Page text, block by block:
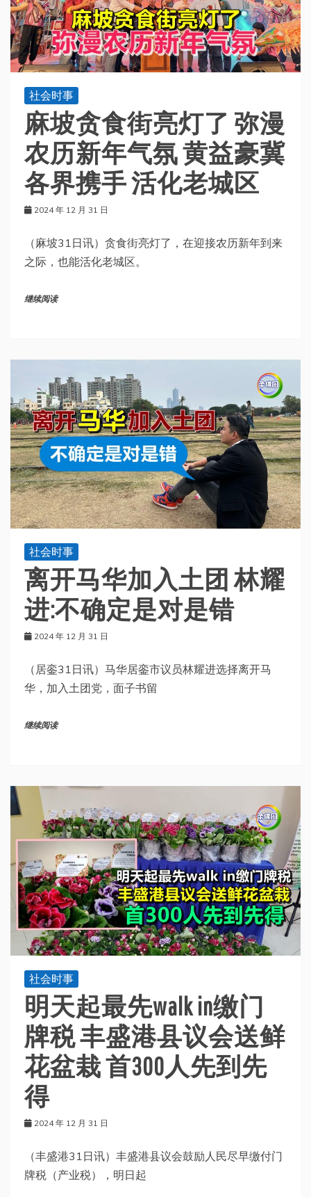
社会时事
麻坡贪食街亮灯了 弥漫
农历新年气氛 黄益豪冀
各界携手 活化老城区
2024 年 12 月 31 日
（麻坡31日讯）贪食街亮灯了，在迎接农历新年到来
之际，也能活化老城区。
继续阅读
社会时事
离开马华加入土团 林耀
进:不确定是对是错
2024 年 12 月 31 日
（居銮31日讯）马华居銮市议员林耀进选择离开马
华，加入土团党，面子书留
继续阅读
社会时事
明天起最先walk in缴门
牌税 丰盛港县议会送鲜
花盆栽 首300人先到先
得
2024 年 12 月 31 日
（丰盛港31日讯）丰盛港县议会鼓励人民尽早缴付门
牌税（产业税），明日起